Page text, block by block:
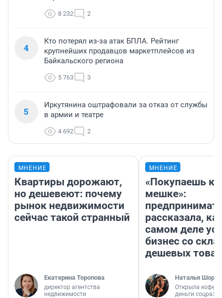
8 232 2
4
Кто потерял из-за атак БПЛА. Рейтинг
крупнейших продавцов маркетплейсов из
Байкальского региона
5 763 3
5
Иркутянина оштрафовали за отказ от службы
в армии и театре
4 692 2
МНЕНИЕ
Квартиры дорожают,
но дешевеют: почему
рынок недвижимости
сейчас такой странный
Екатерина Торопова
директор агентства
недвижимости
МНЕНИЕ
«Покупаешь
мешке»:
рассказала,
самом деле
бизнес со
дешевых
Наталья
Открыла
деньги